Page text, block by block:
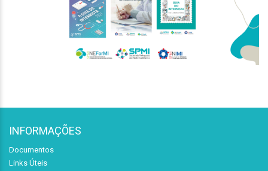
INFORMAÇÕES
Documentos
Links Úteis